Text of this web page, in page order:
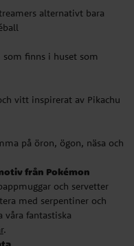
på öron, ögon, näsa och
från Pokémon
och servetter
med serpentiner och
fantastiska
.
i början av kalaset.
i taket
här hos oss.
blås upp den och
gästerna till kalaset.
alternativt bara
finns i huset som
vitt inspirerat av Pikachu
på öron, ögon, näsa och
från Pokémon
och servetter
med serpentiner och
våra fantastiska
.